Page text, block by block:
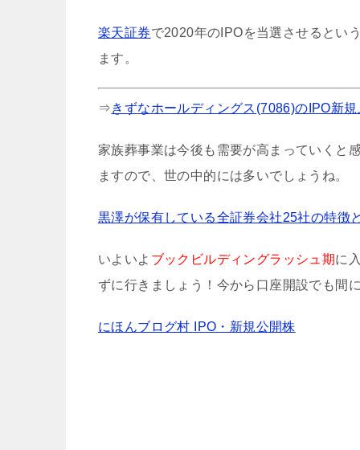
楽天証券で2020年のIPOを当選させるとい
ます。
⇒きずなホールディングス(7086)のIPO新規
家族葬事業は今後も需要が高まっていくと
ますので、世の中的には多いでしょうね。
黒澤が保有している全証券会社25社の特徴
いよいよ ブックビルディングラッシュ期に
ずに行きましょう！今から口座開設でも間
にほんブログ村 IPO・新規公開株